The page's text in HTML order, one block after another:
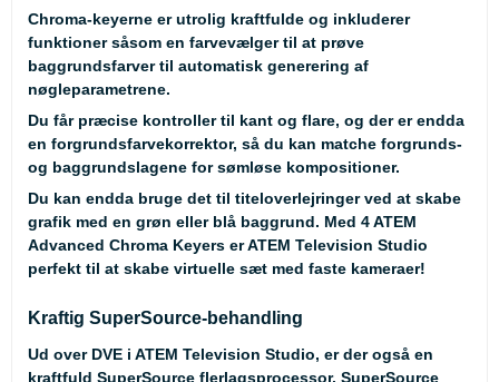
Chroma-keyerne er utrolig kraftfulde og inkluderer
funktioner såsom en farvevælger til at prøve
baggrundsfarver til automatisk generering af
nøgleparametrene.
Du får præcise kontroller til kant og flare, og der er endda
en forgrundsfarvekorrektor, så du kan matche forgrunds-
og baggrundslagene for sømløse kompositioner.
Du kan endda bruge det til titeloverlejringer ved at skabe
grafik med en grøn eller blå baggrund. Med 4 ATEM
Advanced Chroma Keyers er ATEM Television Studio
perfekt til at skabe virtuelle sæt med faste kameraer!
Kraftig SuperSource-behandling
Ud over DVE i ATEM Television Studio, er der også en
kraftfuld SuperSource flerlagsprocessor. SuperSource